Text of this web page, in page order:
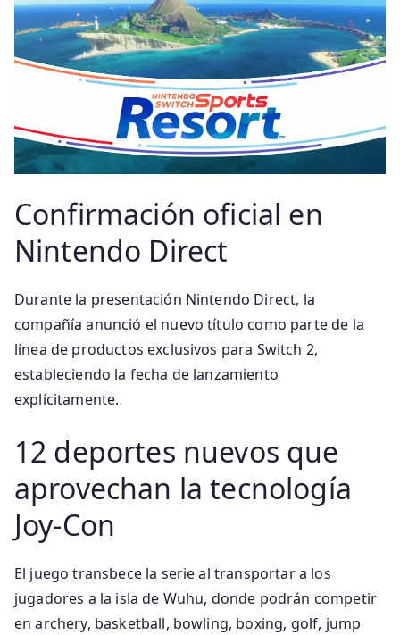
Confirmación oficial en
Nintendo Direct
Durante la presentación Nintendo Direct, la
compañía anunció el nuevo título como parte de la
línea de productos exclusivos para Switch 2,
estableciendo la fecha de lanzamiento
explícitamente.
12 deportes nuevos que
aprovechan la tecnología
Joy‑Con
El juego transbece la serie al transportar a los
jugadores a la isla de Wuhu, donde podrán competir
en archery, basketball, bowling, boxing, golf, jump